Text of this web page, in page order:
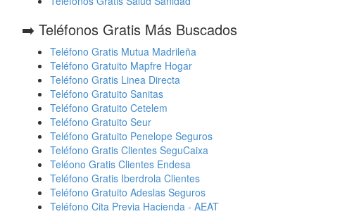
➡️ Teléfonos Gratis Más Buscados
Teléfono Gratis Mutua Madrileña
Teléfono Gratuito Mapfre Hogar
Teléfono Gratis Linea Directa
Teléfono Gratuito Sanitas
Teléfono Gratuito Cetelem
Teléfono Gratuito Seur
Teléfono Gratuito Penelope Seguros
Teléfono Gratis Clientes SeguCaixa
Teléono Gratis Clientes Endesa
Teléfono Gratis Iberdrola Clientes
Teléfono Gratuito Adeslas Seguros
Teléfono Cita Previa Hacienda - AEAT